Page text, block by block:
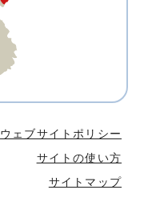
ウェブサイトポリシー
サイトの使い方
サイトマップ